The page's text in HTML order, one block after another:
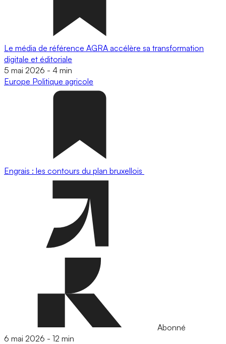
Le média de référence AGRA accélère sa transformation
digitale et éditoriale
5 mai 2026 - 4 min
Europe Politique agricole
Engrais : les contours du plan bruxellois
Abonné
6 mai 2026 - 12 min